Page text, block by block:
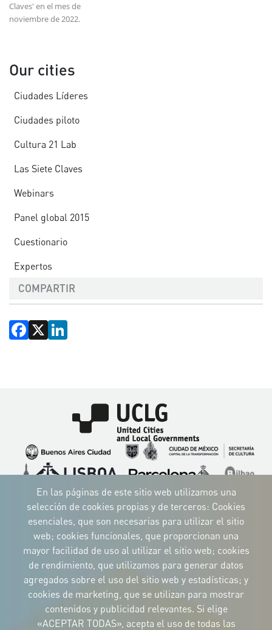
Claves' en el mes de
noviembre de 2022.
Our cities
Ciudades Líderes
Ciudades piloto
Cultura 21 Lab
Las Siete Claves
Webinars
Panel global 2015
Cuestionario
Expertos
COMPARTIR
Facebook
X
Imagen
Imagen
Imagen
ImagenImagen Imagen
Imagen
ImagenImagenImagen
IDENTIDAD CORPORATIVA
Descargue
los logotipos
y el manual
CONTACTO
Carrer Avinyó, 15
08002 Barcelona
culture@uclg.org
En las páginas de este sitio web utilizamos una
selección de cookies propias y de terceros: Cookies
esenciales, que son necesarias para utilizar el sitio
web; cookies funcionales, que proporcionan una
mayor facilidad de uso al utilizar el sitio web; cookies
de rendimiento, que utilizamos para generar datos
agregados sobre el uso del sitio web y estadísticas; y
cookies de marketing, que se utilizan para mostrar
contenidos y publicidad relevantes. Si elige
«ACEPTAR TODAS», acepta el uso de todas las